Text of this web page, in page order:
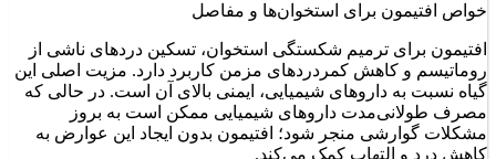
خواص افتیمون برای استخوان‌ها و مفاصل
افتیمون برای ترمیم شکستگی استخوان‌، تسکین دردهای ناشی از
روماتیسم و کاهش کمردردهای مزمن کاربرد دارد. مزیت اصلی این
گیاه نسبت به داروهای شیمیایی، ایمنی بالای آن است. در حالی که
مصرف طولانی‌مدت داروهای شیمیایی ممکن است به بروز
مشکلات گوارشی منجر شود؛ افتیمون بدون ایجاد این عوارض به
کاهش درد و التهاب کمک می‌کند.